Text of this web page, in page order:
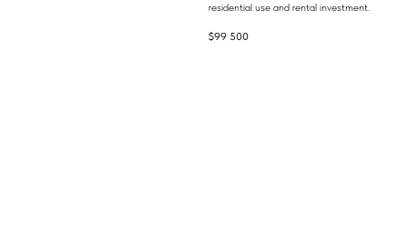
residential use and rental investment.
$99 500